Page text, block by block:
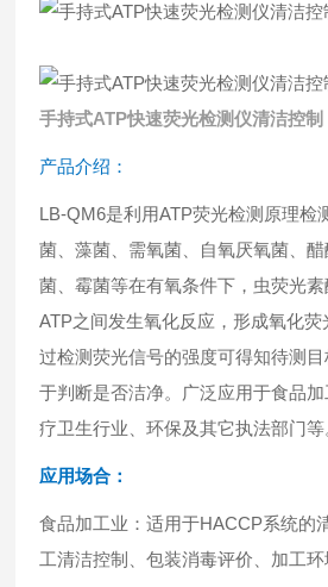
手持式ATP快速荧光检测仪清洁控制
产品介绍：
LB-QM6是利用ATP荧光检测原理检
菌、藻菌、需氧菌、自氧厌氧菌、
菌、霉菌等在有氧条件下，虫荧光
ATP之间发生氧化反应，形成氧化
过检测荧光信号的强度可得知待测
于判断是否洁净。广泛应用于食品
疗卫生行业、环保及其它执法部门等
应用场合：
食品加工业：适用于HACCP系统的
工清洁控制、包装消毒评价、加工环